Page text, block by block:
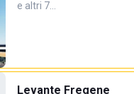
e altri 7…
Levante Fregene